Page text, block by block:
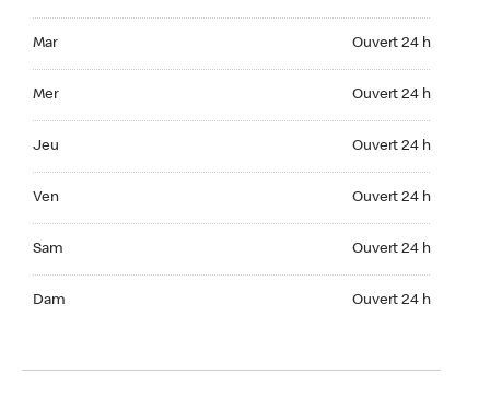
Mar Ouvert 24 h
Mer Ouvert 24 h
Jeu Ouvert 24 h
Ven Ouvert 24 h
Sam Ouvert 24 h
Dam Ouvert 24 h